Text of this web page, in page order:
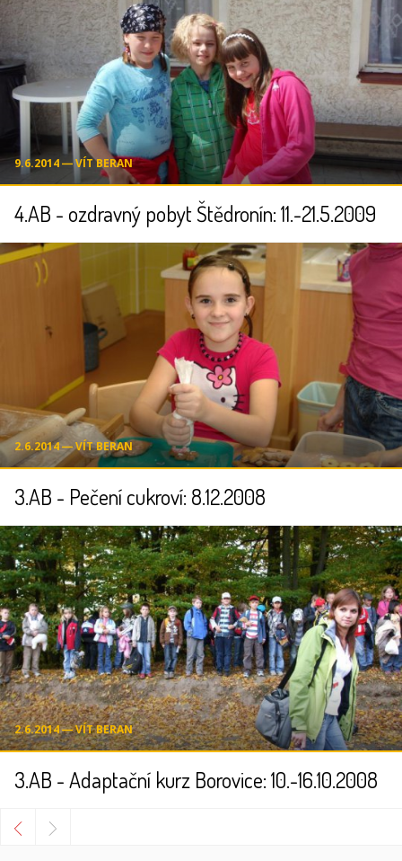
9.6.2014 ― VÍT BERAN
4.AB - ozdravný pobyt Štědronín: 11.-21.5.2009
2.6.2014 ― VÍT BERAN
3.AB - Pečení cukroví: 8.12.2008
2.6.2014 ― VÍT BERAN
3.AB - Adaptační kurz Borovice: 10.-16.10.2008